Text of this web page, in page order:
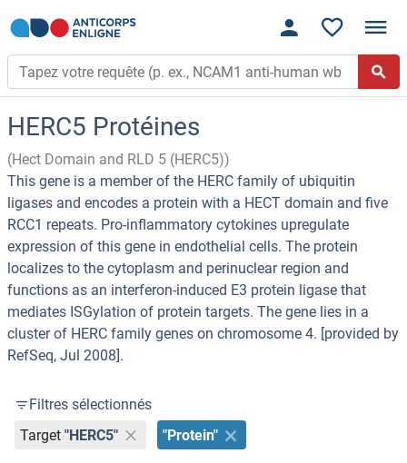
HERC5 Protéines
(Hect Domain and RLD 5 (HERC5))
This gene is a member of the HERC family of ubiquitin
ligases and encodes a protein with a HECT domain and five
RCC1 repeats. Pro-inflammatory cytokines upregulate
expression of this gene in endothelial cells. The protein
localizes to the cytoplasm and perinuclear region and
functions as an interferon-induced E3 protein ligase that
mediates ISGylation of protein targets. The gene lies in a
cluster of HERC family genes on chromosome 4. [provided by
RefSeq, Jul 2008].
Filtres sélectionnés
Target "HERC5" "Protein"